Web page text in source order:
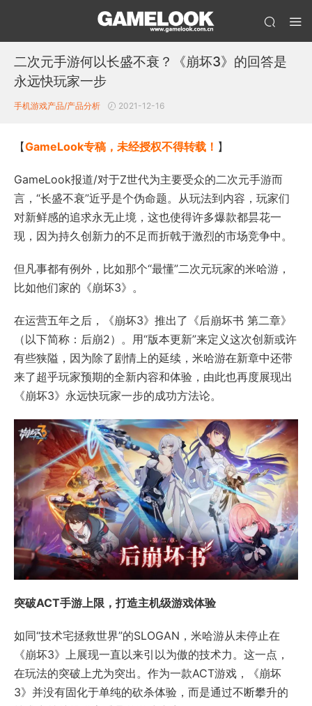
二次元手游何以长盛不衰？《崩坏3》的回答是
永远快玩家一步
手机游戏产品/产品分析 2021-12-16
【GameLook专稿，未经授权不得转载！ 】
GameLook报道/对于Z世代为主要受众的二次元手游而
言，“长盛不衰”近乎是个伪命题。从玩法到内容，玩家们
对新鲜感的追求永无止境，这也使得许多爆款都昙花一
现，因为持久创新力的不足而折戟于激烈的市场竞争中。
但凡事都有例外，比如那个“最懂”二次元玩家的米哈游，
比如他们家的《崩坏3》。
在运营五年之后，《崩坏3》推出了《后崩坏书 第二章》
（以下简称：后崩2）。用“版本更新”来定义这次创新或许
有些狭隘，因为除了剧情上的延续，米哈游在新章中还带
来了超乎玩家预期的全新内容和体验，由此也再度展现出
《崩坏3》永远快玩家一步的成功方法论。
突破ACT手游上限，打造主机级游戏体验
如同“技术宅拯救世界”的SLOGAN，米哈游从未停止在
《崩坏3》上展现一直以来引以为傲的技术力。这一点，
在玩法的突破上尤为突出。作为一款ACT游戏，《崩坏
3》并没有固化于单纯的砍杀体验，而是通过不断攀升的